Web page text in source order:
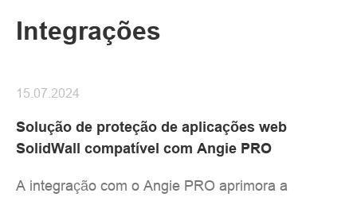
Integrações
Solução de proteção de aplicações web
SolidWall compatível com Angie PRO
15.07.2024
A integração com o Angie PRO aprimora a